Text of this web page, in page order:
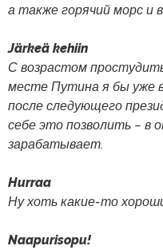
а также горячий морс и
Järkeä kehiin
С возрастом
месте Путина я бы уже
после следующего
себе это позволить − в
зарабатывает.
Hurraa
Ну хоть какие-то
Naapurisopu!